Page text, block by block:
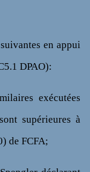
en appui
DPAO):
exécutées
supérieures à
de FCFA;